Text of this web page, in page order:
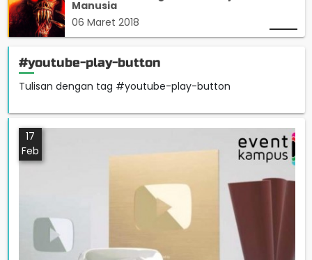
Manusia
06 Maret 2018
#youtube-play-button
Tulisan dengan tag #youtube-play-button
17
Feb